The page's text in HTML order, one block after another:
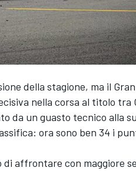
della stagione, ma il
nella corsa al titolo tra
da un guasto tecnico alla
ora sono ben 34 i
di affrontare con maggiore